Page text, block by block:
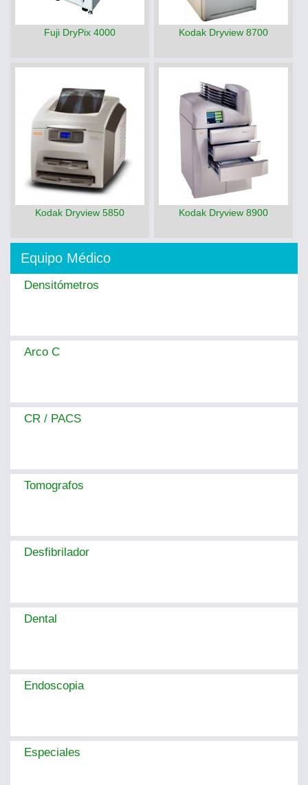
Fuji DryPix 4000 Kodak Dryview 8700
Kodak Dryview 5850 Kodak Dryview 8900
Equipo Médico
Densitómetros
Arco C
CR / PACS
Tomografos
Desfibrilador
Dental
Endoscopia
Especiales